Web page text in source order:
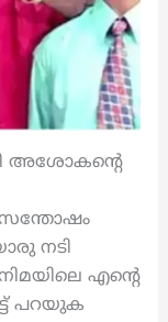
അശോകന്റെ
നടി
എന്റെ
പറയുക